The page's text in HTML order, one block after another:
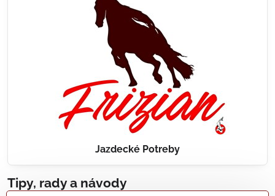
Jazdecké Potreby
Tipy, rady a návody